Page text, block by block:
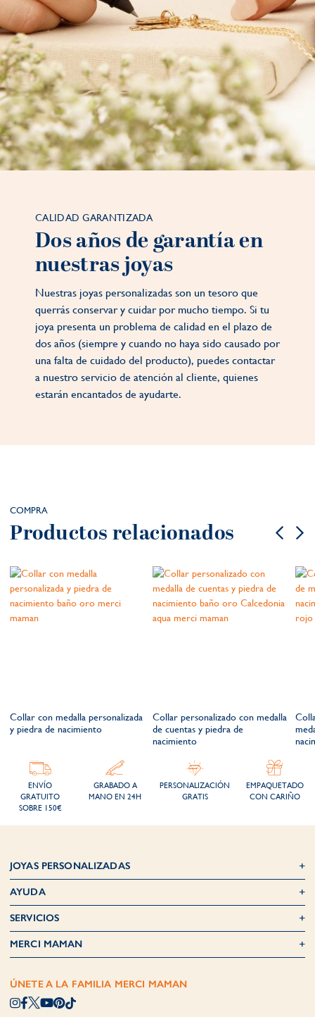
CALIDAD GARANTIZADA
Dos años de garantía en
nuestras joyas
Nuestras joyas personalizadas son un tesoro que
querrás conservar y cuidar por mucho tiempo. Si tu
joya presenta un problema de calidad en el plazo de
dos años (siempre y cuando no haya sido causado por
una falta de cuidado del producto), puedes contactar
a nuestro servicio de atención al cliente, quienes
estarán encantados de ayudarte.
COMPRA
Productos relacionados
Collar con medalla personalizada
y piedra de nacimiento
Collar personalizado con medalla
de cuentas y piedra de
nacimiento
ENVÍO
GRATUITO
SOBRE 150€
GRABADO A
MANO EN 24H
PERSONALIZACIÓN
GRATIS
EMPAQUETADO
CON CARIÑO
JOYAS PERSONALIZADAS
AYUDA
SERVICIOS
MERCI MAMAN
ÚNETE A LA FAMILIA MERCI MAMAN